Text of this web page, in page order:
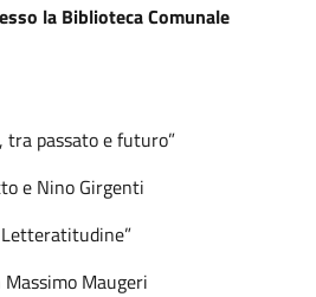
la Biblioteca Comunale
tra passato e futuro”
e Nino Girgenti
Maugeri